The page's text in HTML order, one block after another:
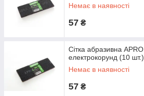
Немає в наявності
57 ₴
Сітка абразивна
електрокорунд (10 шт.)
Немає в наявності
57 ₴